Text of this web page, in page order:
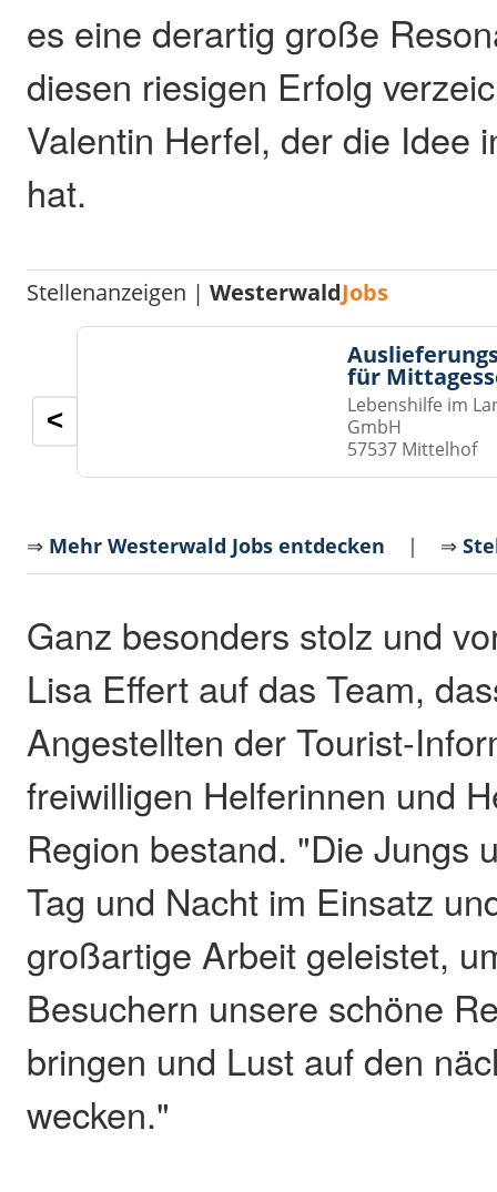
es eine derartig große
diesen riesigen Erfolg
Valentin Herfel, der die Idee
hat.
Stellenanzeigen |WesterwaldJobs
für
Lebenshilfe im
GmbH
57537 Mittelhof
<
⇒ Mehr Westerwald Jobs entdecken | ⇒
Ganz besonders stolz und
Lisa Effert auf das Team,
Angestellten der Tourist-
freiwilligen Helferinnen und
Region bestand. "Die Jungs
Tag und Nacht im Einsatz
großartige Arbeit geleistet,
Besuchern unsere schöne
bringen und Lust auf den
wecken."